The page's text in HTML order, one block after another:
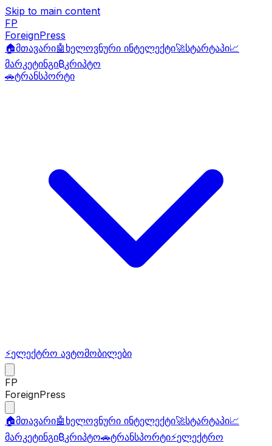
Skip to main content
FP
ForeignPress
🏠მთავარი🤖 ხელოვნური ინტელექტი🚀სტარტაპი📈
მარკეტინგი₿კრიპტო
🚗ტრანსპორტი
⚡ელექტრო ავტომობილები
FP
ForeignPress
🏠მთავარი🤖 ხელოვნური ინტელექტი🚀სტარტაპი📈
მარკეტინგი₿კრიპტო🚗ტრანსპორტი⚡ელექტრო